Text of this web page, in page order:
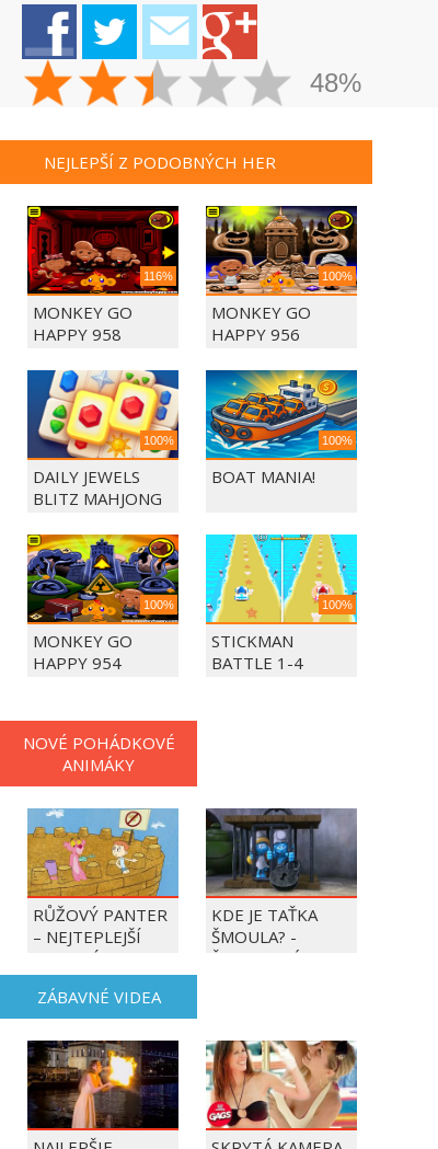
48%
NEJLEPŠÍ Z PODOBNÝCH HER
116%
MONKEY GO
HAPPY 958
100%
MONKEY GO
HAPPY 956
100%
DAILY JEWELS
BLITZ MAHJONG
100%
BOAT MANIA!
100%
MONKEY GO
HAPPY 954
100%
STICKMAN
BATTLE 1-4
NOVÉ POHÁDKOVÉ
ANIMÁKY
RŮŽOVÝ PANTER
– NEJTEPLEJŠÍ
OBDOBÍ ROKU
KDE JE TAŤKA
ŠMOULA? -
ŠMOULOVÉ
ZÁBAVNÉ VIDEA